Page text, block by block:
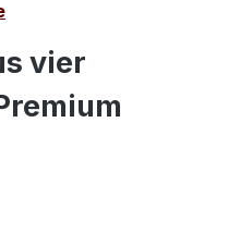
vier